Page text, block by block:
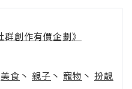
群創作有價企劃》
美食 丶 親子 丶 寵物 丶 扮靚